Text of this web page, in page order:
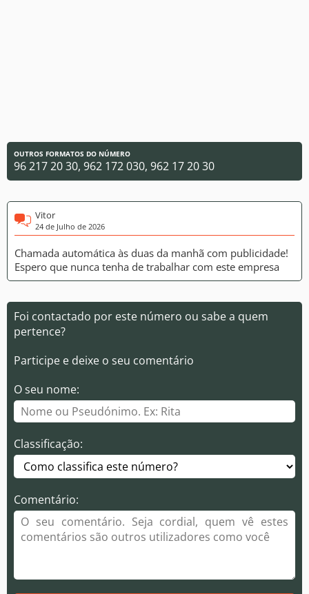
OUTROS FORMATOS DO NÚMERO
96 217 20 30, 962 172 030, 962 17 20 30
Vitor
24 de Julho de 2026
Chamada automática às duas da manhã com publicidade!
Espero que nunca tenha de trabalhar com este empresa
Foi contactado por este número ou sabe a quem
pertence?
Participe e deixe o seu comentário
O seu nome:
Classificação:
Comentário: